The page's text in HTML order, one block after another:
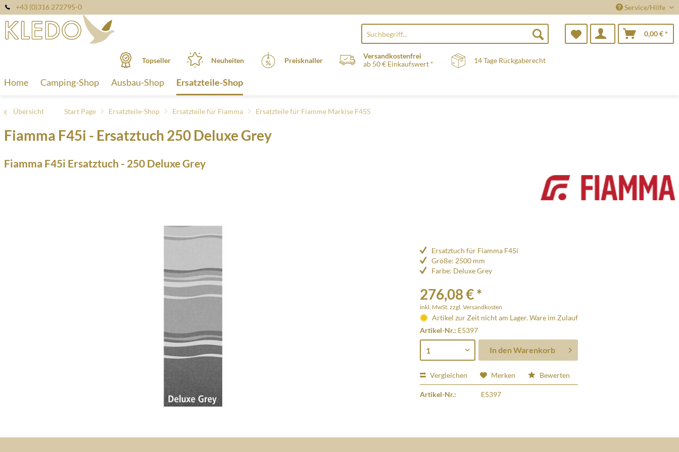
+43 (0)316 272795-0 Service/Hilfe
0,00 € *
Topseller Neuheiten Preisknaller
Versandkostenfrei
ab 50 € Einkaufswert *
14 Tage Rückgaberecht
Home Camping-Shop Ausbau-Shop Ersatzteile-Shop
Übersicht Start Page Ersatzteile-Shop Ersatzteile für Fiamma Ersatzteile für Fiamme Markise F45S
Fiamma F45i - Ersatztuch 250 Deluxe Grey
Fiamma F45i Ersatztuch - 250 Deluxe Grey
Ersatztuch für Fiamma F45i
Größe: 2500 mm
Farbe: Deluxe Grey
276,08 € *
inkl. MwSt.zzgl. Versandkosten
Artikel zur Zeit nicht am Lager. Ware im Zulauf
Artikel-Nr.: E5397
In den Warenkorb
Vergleichen Merken Bewerten
Artikel-Nr.: E5397